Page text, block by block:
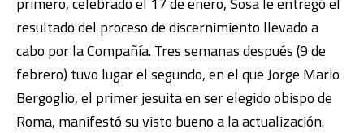
resultado del proceso de discernimiento llevado a
cabo por la Compañía. Tres semanas después (9 de
febrero) tuvo lugar el segundo, en el que Jorge Mario
Bergoglio, el primer jesuita en ser elegido obispo de
Roma, manifestó su visto bueno a la actualización.